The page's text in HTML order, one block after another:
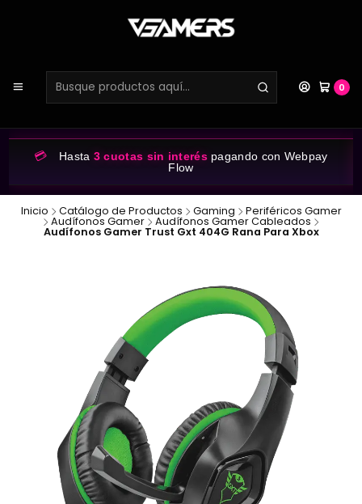
0
💳 Hasta 3 cuotas sin interéspagando con Webpay
Flow
Inicio Catálogo de Productos Gaming Periféricos Gamer
Audífonos Gamer Audífonos Gamer Cableados
Audífonos Gamer Trust Gxt 404G Rana Para Xbox